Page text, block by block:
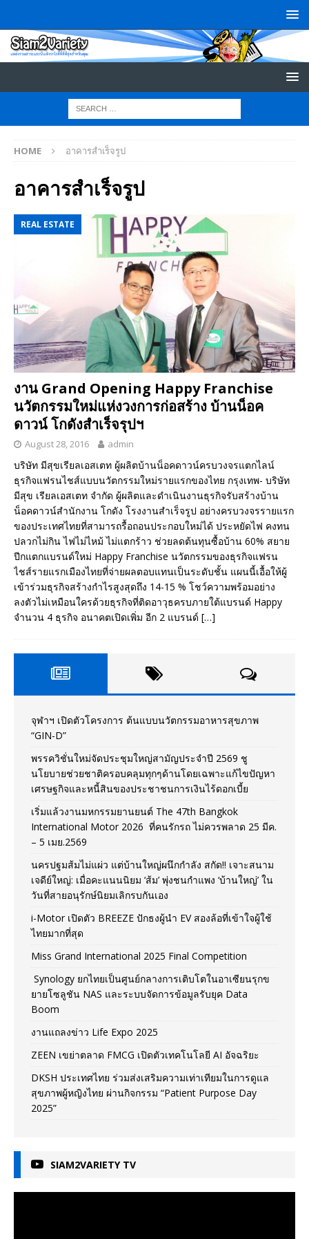
HOME อาคารสำเร็จรูป
อาคารสำเร็จรูป
REAL ESTATE
งาน Grand Opening Happy Franchise
นวัตกรรมใหม่แห่งวงการก่อสร้าง บ้านน็อค
ดาวน์ โกดังสำเร็จรุปฯ
August 28, 2016 admin
บริษัท มีสุขเรียลเอสเตท ผู้ผลิตบ้านน็อคดาวน์ครบวงจรแตกไลน์
ธุรกิจแฟรนไชส์แบบนวัตกรรมใหม่รายแรกของไทย กรุงเทพ- บริษัท
มีสุข เรียลเอสเตท จำกัด ผู้ผลิตและดำเนินงานธุรกิจรับสร้างบ้าน
น็อคดาวน์สำนักงาน โกดัง โรงงานสำเร็จรูป อย่างครบวงจรรายแรก
ของประเทศไทยที่สามารถรื้อถอนประกอบใหม่ได้ ประหยัดไฟ คงทน
ปลวกไม่กิน ไฟไม่ไหม้ ไม่แตกร้าว ช่วยลดต้นทุนซื้อบ้าน 60% สยาย
ปีกแตกแบรนด์ใหม่ Happy Franchise นวัตกรรมของธุรกิจแฟรน
ไชส์รายแรกเมืองไทยที่จ่ายผลตอบแทนเป็นระดับชั้น แผนนี้เอื้อให้ผู้
เข้าร่วมธุรกิจสร้างกำไรสูงสุดถึง 14-15 % โชว์ความพร้อมอย่าง
ลงตัวไม่เหมือนใครด้วยธุรกิจที่ติดอาวุธครบภายใต้แบรนด์ Happy
จำนวน 4 ธุรกิจ อนาคตเปิดเพิ่ม อีก 2 แบรนด์ […]
จุฬาฯ เปิดตัวโครงการ ต้นแบบนวัตกรรมอาหารสุขภาพ
“GIN-D”
พรรควิชั่นใหม่จัดประชุมใหญ่สามัญประจำปี 2569 ชู
นโยบายช่วยชาติครอบคลุมทุกๆด้านโดยเฉพาะแก้ไขปัญหา
เศรษฐกิจและหนี้สินของประชาชนการเงินไร้ดอกเบี้ย
เริ่มแล้วงานมหกรรมยานยนต์ The 47th Bangkok
International Motor 2026 ที่คนรักรถ ไม่ควรพลาด 25 มีค.
– 5 เมย.2569
นครปฐมส้มไม่แผ่ว แต่บ้านใหญ่ผนึกกำลัง สกัด!! เจาะสนาม
เจดีย์ใหญ่: เมื่อคะแนนนิยม ‘ส้ม’ พุ่งชนกำแพง ‘บ้านใหญ่’ ใน
วันที่สายอนุรักษ์นิยมเลิกรบกันเอง
i-Motor เปิดตัว BREEZE ปักธงผู้นำ EV สองล้อที่เข้าใจผู้ใช้
ไทยมากที่สุด
Miss Grand International 2025 Final Competition
Synology ยกไทยเป็นศูนย์กลางการเติบโตในอาเซียนรุกข
ยายโซลูชัน NAS และระบบจัดการข้อมูลรับยุค Data
Boom
งานแถลงข่าว Life Expo 2025
ZEEN เขย่าตลาด FMCG เปิดตัวเทคโนโลยี AI อัจฉริยะ
DKSH ประเทศไทย ร่วมส่งเสริมความเท่าเทียมในการดูแล
สุขภาพผู้หญิงไทย ผ่านกิจกรรม “Patient Purpose Day
2025”
SIAM2VARIETY TV